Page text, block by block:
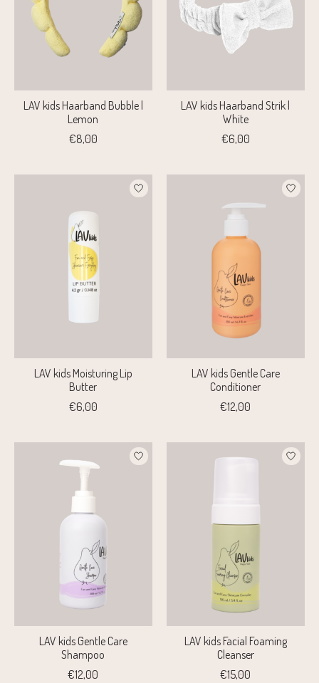
LAV kids Haarband Bubble |
Lemon
€8,00
LAV kids Haarband Strik |
White
€6,00
LAV kids Moisturing Lip
Butter
€6,00
LAV kids Gentle Care
Conditioner
€12,00
LAV kids Gentle Care
Shampoo
€12,00
LAV kids Facial Foaming
Cleanser
€15,00